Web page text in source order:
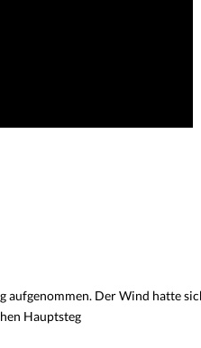
aufgenommen. Der Wind hatte
Hauptsteg